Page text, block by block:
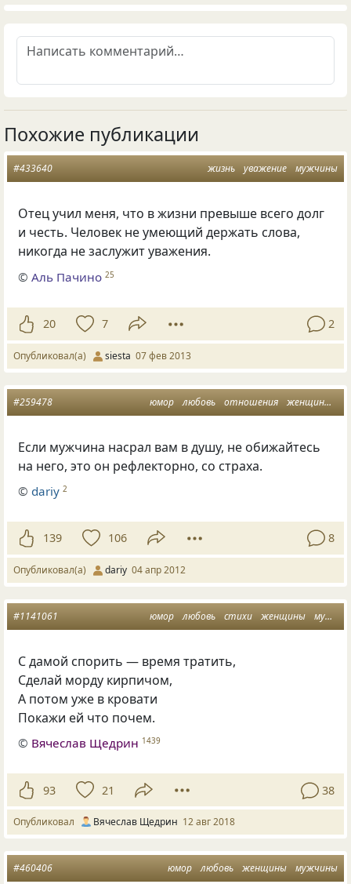
Похожие публикации
жизнь уважение мужчины
#433640
Отец учил меня, что в жизни превыше всего долг
и честь. Человек не умеющий держать слова,
никогда не заслужит уважения.
©Аль Пачино 25
20 7 2
Опубликовал(а) siesta 07 фев 2013
юмор любовь отношения женщины
#259478
Если мужчина насрал вам в душу, не обижайтесь
на него, это он рефлекторно, со страха.
©dariy 2
139 106 8
Опубликовал(а) dariy 04 апр 2012
юмор любовь стихи женщины мужчины
#1141061
С дамой спорить — время тратить,
Сделай морду кирпичом,
А потом уже в кровати
Покажи ей что почем.
© Вячеслав Щедрин 1439
93 21 38
Опубликовал Вячеслав Щедрин 12 авг 2018
юмор любовь женщины мужчины
#460406